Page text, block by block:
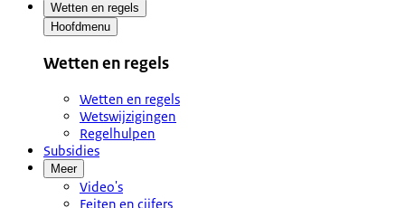
Wetten en regels
Hoofdmenu
Wetten en regels
Wetten en regels
Wetswijzigingen
Regelhulpen
Subsidies
Meer
Video's
Feiten en cijfers